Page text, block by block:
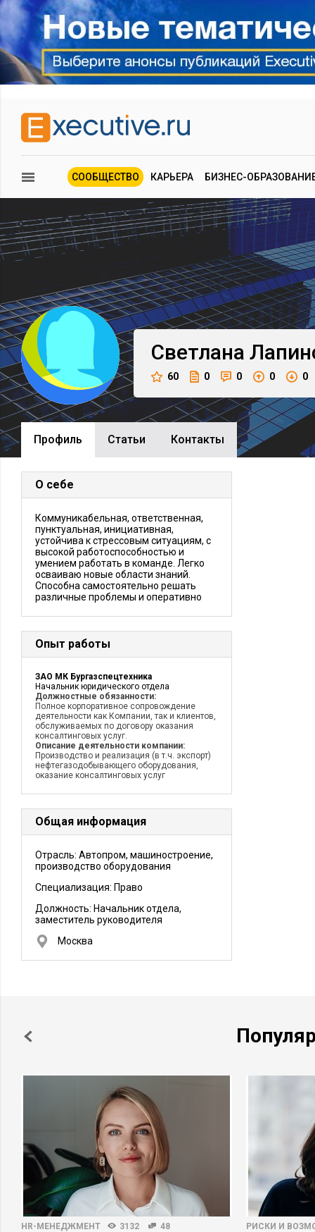
СООБЩЕСТВО КАРЬЕРА БИЗНЕС-
Светлана
60 0 0 0 0
Профиль Cтатьи Контакты
О себе
Коммуникабельная, ответственная,
пунктуальная, инициативная,
устойчива к стрессовым ситуациям, с
высокой работоспособностью и
умением работать в команде. Легко
осваиваю новые области знаний.
Способна самостоятельно решать
различные проблемы и оперативно
Опыт работы
ЗАО МК Бургазспецтехника
Начальник юридического отдела
Должностные обязанности:
Полное корпоративное сопровождение
деятельности как Компании, так и клиентов,
обслуживаемых по договору оказания
консалтинговых услуг.
Описание деятельности компании:
Производство и реализация (в т.ч. экспорт)
нефтегазодобывающего оборудования,
оказание консалтинговых услуг
Общая информация
Отрасль: Автопром, машиностроение,
производство оборудования
Специализация: Право
Должность: Начальник отдела,
заместитель руководителя
Москва
HR-МЕНЕДЖМЕНТ 3132 48 РИСКИ И